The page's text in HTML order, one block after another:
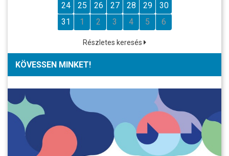
24
25 26 27 28 29
30
31
1 2 3 4 5 6
Részletes keresés
KÖVESSEN MINKET!